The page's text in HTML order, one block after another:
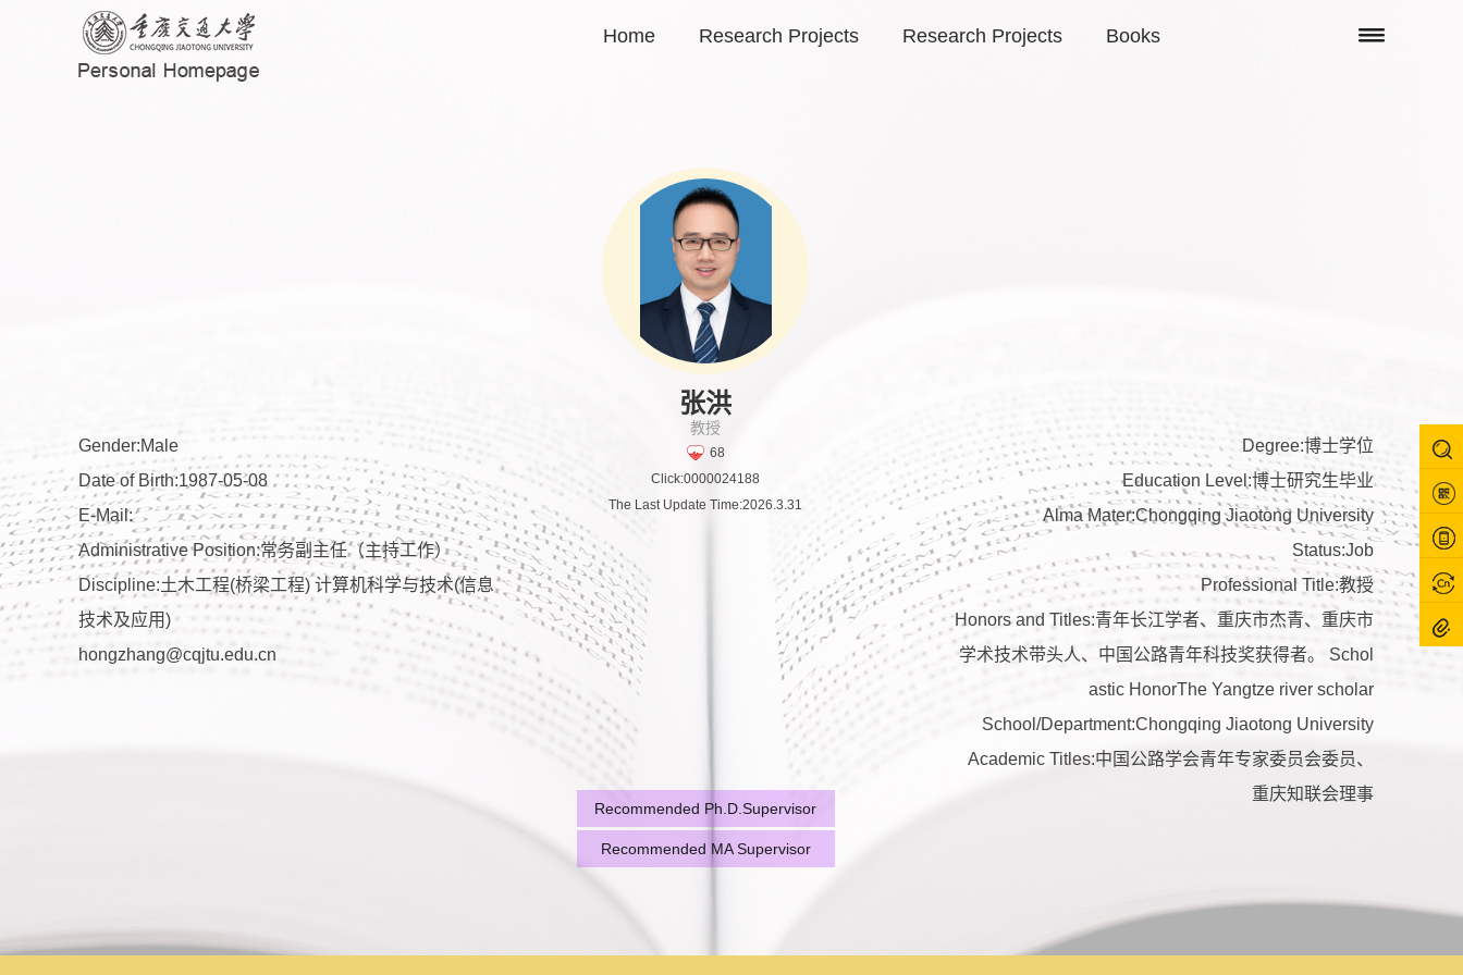
Home Research Projects Research Projects Books
Gender:Male
Date of Birth:1987-05-08
E-Mail:
Administrative Position:常务副主任（主持工作）
Discipline:土木工程(桥梁工程) 计算机科学与技术(信息
技术及应用)
hongzhang@cqjtu.edu.cn
张洪
教授
68
Click:0000024188
The Last Update Time:2026.3.31
Recommended Ph.D.Supervisor
Recommended MA Supervisor
Degree:博士学位
Education Level:博士研究生毕业
Alma Mater:Chongqing Jiaotong University
Status:Job
Professional Title:教授
Honors and Titles:青年长江学者、重庆市杰青、重庆市
学术技术带头人、中国公路青年科技奖获得者。 Schol
astic HonorThe Yangtze river scholar
School/Department:Chongqing Jiaotong University
Academic Titles:中国公路学会青年专家委员会委员、
重庆知联会理事